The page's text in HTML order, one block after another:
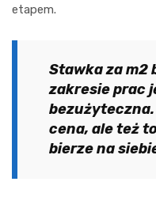
etapem.
Stawka za m2
zakresie prac
cena, ale też
bierze na